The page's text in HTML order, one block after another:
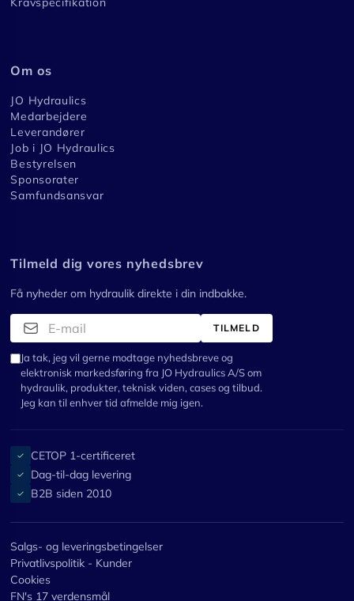
Om os
JO Hydraulics
Medarbejdere
Leverandører
Job i JO Hydraulics
Bestyrelsen
Sponsorater
Samfundsansvar
Tilmeld dig vores nyhedsbrev
Få nyheder om hydraulik direkte i din indbakke.
TILMELD
Ja tak, jeg vil gerne modtage nyhedsbreve og
elektronisk markedsføring fra JO Hydraulics A/S om
hydraulik, produkter, teknisk viden, cases og tilbud.
Jeg kan til enhver tid afmelde mig igen.
✓ CETOP 1-certificeret
✓ Dag-til-dag levering
✓ B2B siden 2010
Salgs- og leveringsbetingelser
Privatlivspolitik - Kunder
Cookies
FN's 17 verdensmål